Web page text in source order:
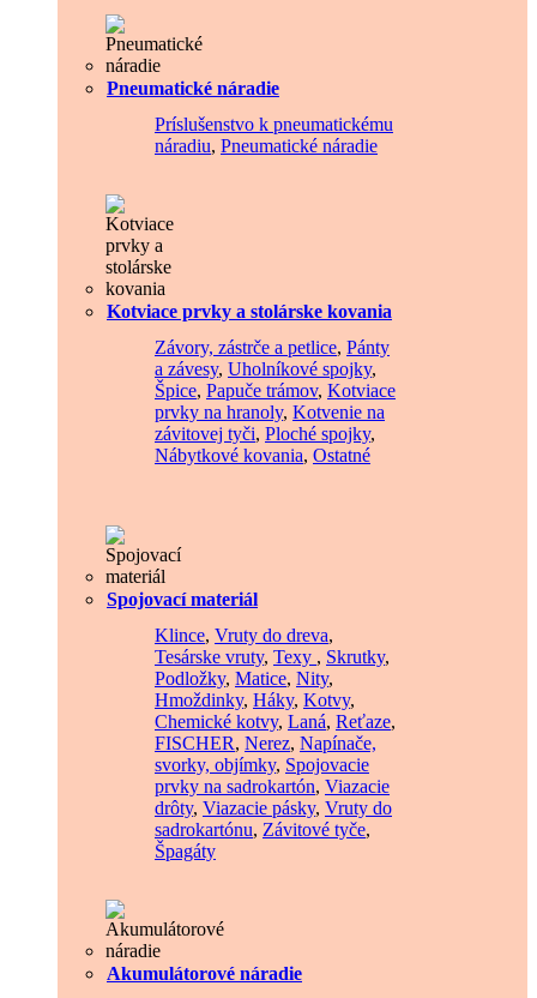
Pneumatické náradie
Príslušenstvo k pneumatickému
náradiu, Pneumatické náradie
Kotviace prvky a stolárske kovania
Závory, zástrče a petlice, Pánty
a závesy, Uholníkové spojky,
Špice, Papuče trámov, Kotviace
prvky na hranoly, Kotvenie na
závitovej tyči, Ploché spojky,
Nábytkové kovania, Ostatné
Spojovací materiál
Klince, Vruty do dreva,
Tesárske vruty, Texy , Skrutky,
Podložky, Matice, Nity,
Hmoždinky, Háky, Kotvy,
Chemické kotvy, Laná, Reťaze,
FISCHER, Nerez, Napínače,
svorky, objímky, Spojovacie
prvky na sadrokartón, Viazacie
drôty, Viazacie pásky, Vruty do
sadrokartónu, Závitové tyče,
Špagáty
Akumulátorové náradie